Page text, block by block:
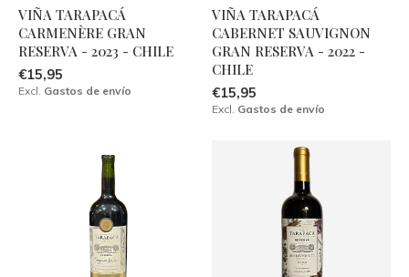
VIÑA TARAPACÁ
CARMENÈRE GRAN
RESERVA - 2023 - CHILE
€15,95
Excl. Gastos de envío
VIÑA TARAPACÁ
CABERNET SAUVIGNON
GRAN RESERVA - 2022 -
CHILE
€15,95
Excl. Gastos de envío